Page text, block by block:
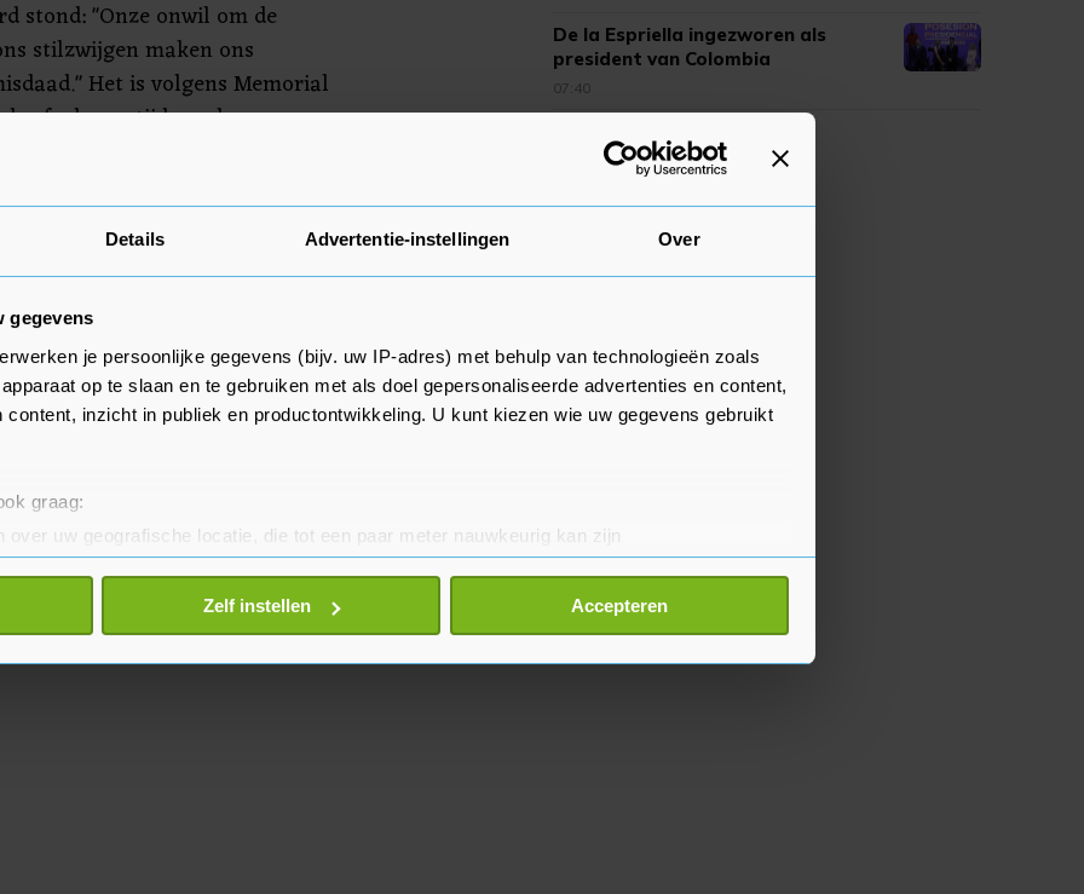
Details Advertentie-instellingen Over
gegevens
je persoonlijke gegevens (bijv. uw IP-adres) met behulp van technologieën zoals
op te slaan en te gebruiken met als doel gepersonaliseerde advertenties en content,
content, inzicht in publiek en productontwikkeling. U kunt kiezen wie uw gegevens gebruikt
graag:
over uw geografische locatie, die tot een paar meter nauwkeurig kan zijn
door het actief te scannen op specifieke eigenschappen (fingerprinting)
gegevens worden verwerkt en stel uw voorkeuren in het
detailgedeelte
of intrekken in de Cookieverklaring.
Zelf instellen Accepteren
stond: "Onze onwil om de
stilzwijgen maken ons
Het is volgens Memorial
afgelopen tijd werd
OVD-Info meldde een ander
tot arrestatie leidde. Het betrof
van Moskou de kleuren
vlag van Oekraïne.
De la Espriella ingezworen als
president van Colombia
07:40